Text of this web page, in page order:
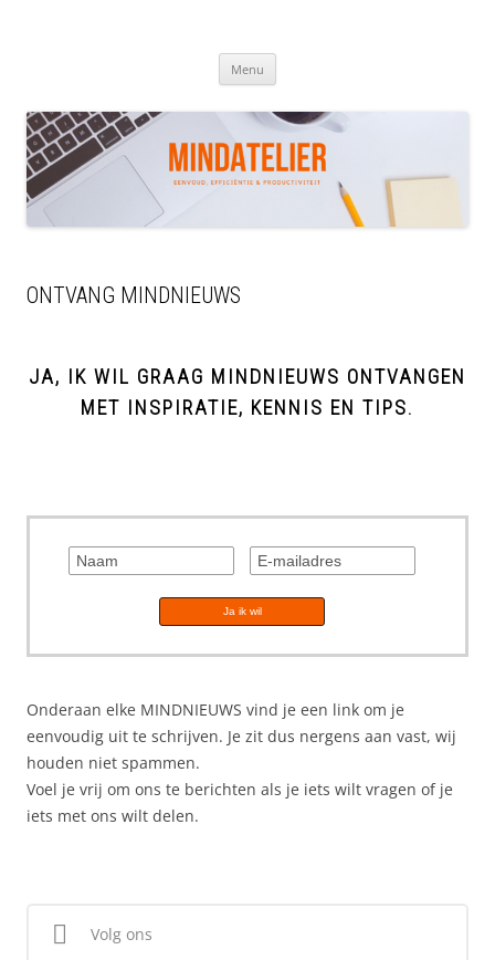
Menu
ONTVANG MINDNIEUWS
JA, IK WIL GRAAG MINDNIEUWS ONTVANGEN
MET INSPIRATIE, KENNIS EN TIPS.
Onderaan elke MINDNIEUWS vind je een link om je
eenvoudig uit te schrijven. Je zit dus nergens aan vast, wij
houden niet spammen.
Voel je vrij om ons te berichten als je iets wilt vragen of je
iets met ons wilt delen.
Volg ons